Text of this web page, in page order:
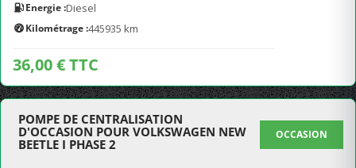
Energie :Diesel
Kilométrage :445935 km
36,00 € TTC
POMPE DE CENTRALISATION
D'OCCASION POUR VOLKSWAGEN NEW
BEETLE I PHASE 2
OCCASION